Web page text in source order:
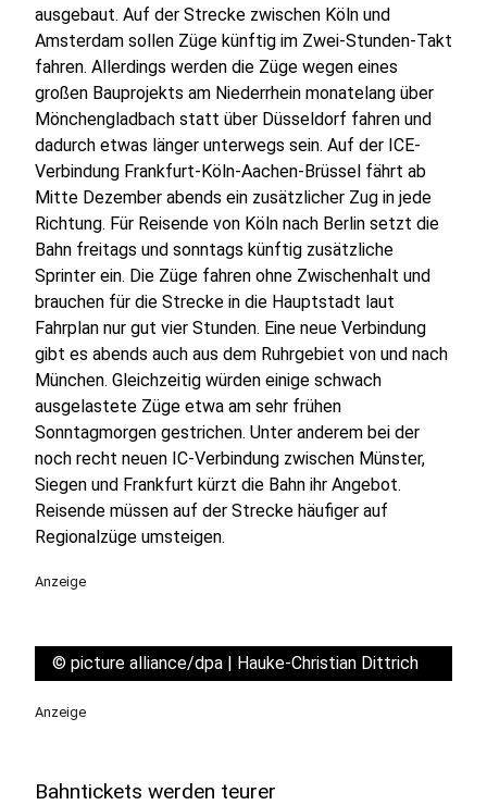
ausgebaut. Auf der Strecke zwischen Köln und
Amsterdam sollen Züge künftig im Zwei-Stunden-Takt
fahren. Allerdings werden die Züge wegen eines
großen Bauprojekts am Niederrhein monatelang über
Mönchengladbach statt über Düsseldorf fahren und
dadurch etwas länger unterwegs sein. Auf der ICE-
Verbindung Frankfurt-Köln-Aachen-Brüssel fährt ab
Mitte Dezember abends ein zusätzlicher Zug in jede
Richtung. Für Reisende von Köln nach Berlin setzt die
Bahn freitags und sonntags künftig zusätzliche
Sprinter ein. Die Züge fahren ohne Zwischenhalt und
brauchen für die Strecke in die Hauptstadt laut
Fahrplan nur gut vier Stunden. Eine neue Verbindung
gibt es abends auch aus dem Ruhrgebiet von und nach
München. Gleichzeitig würden einige schwach
ausgelastete Züge etwa am sehr frühen
Sonntagmorgen gestrichen. Unter anderem bei der
noch recht neuen IC-Verbindung zwischen Münster,
Siegen und Frankfurt kürzt die Bahn ihr Angebot.
Reisende müssen auf der Strecke häufiger auf
Regionalzüge umsteigen.
Anzeige
© picture alliance/dpa | Hauke-Christian Dittrich
Anzeige
Bahntickets werden teurer